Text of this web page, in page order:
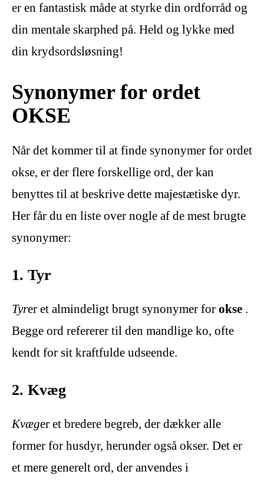
er en fantastisk måde at styrke din ordforråd og
din mentale skarphed på. Held og lykke med
din krydsordsløsning!
Synonymer for ordet
OKSE
Når det kommer til at finde synonymer for ordet
okse, er der flere forskellige ord, der kan
benyttes til at beskrive dette majestætiske dyr.
Her får du en liste over nogle af de mest brugte
synonymer:
1. Tyr
Tyrer et almindeligt brugt synonymer for okse .
Begge ord refererer til den mandlige ko, ofte
kendt for sit kraftfulde udseende.
2. Kvæg
Kvæger et bredere begreb, der dækker alle
former for husdyr, herunder også okser. Det er
et mere generelt ord, der anvendes i